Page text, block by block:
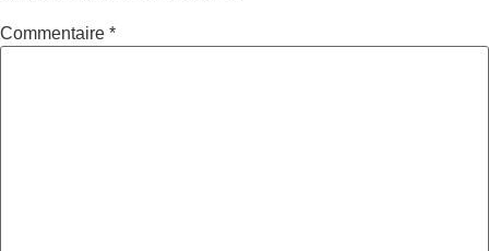
Commentaire *